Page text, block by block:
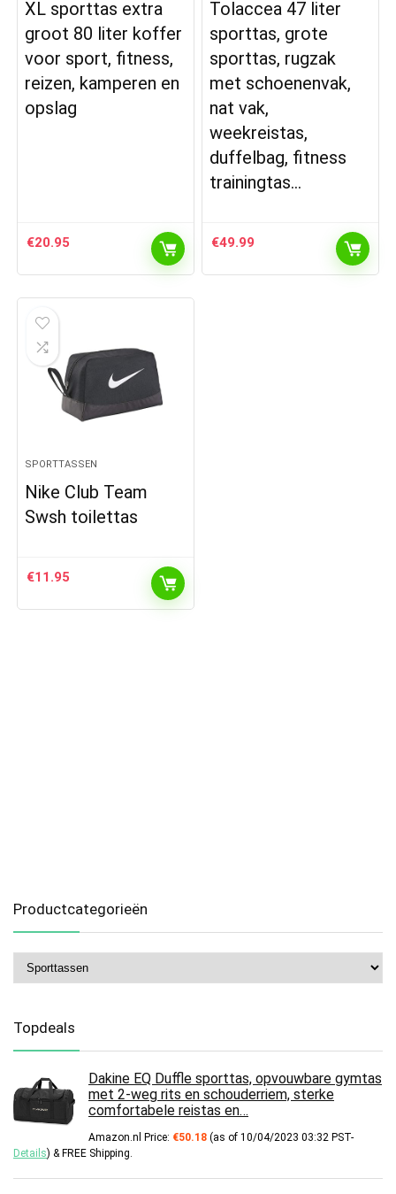
XL sporttas extra
groot 80 liter koffer
voor sport, fitness,
reizen, kamperen en
opslag
€20.95
Tolaccea 47 liter
sporttas, grote
sporttas, rugzak
met schoenenvak,
nat vak,
weekreistas,
duffelbag, fitness
trainingtas…
€49.99
SPORTTASSEN
Nike Club Team
Swsh toilettas
€11.95
Productcategorieën
Topdeals
Dakine EQ Duffle sporttas, opvouwbare gymtas
met 2-weg rits en schouderriem, sterke
comfortabele reistas en…
Amazon.nl Price: €50.18 (as of 10/04/2023 03:32 PST-
Details) & FREE Shipping